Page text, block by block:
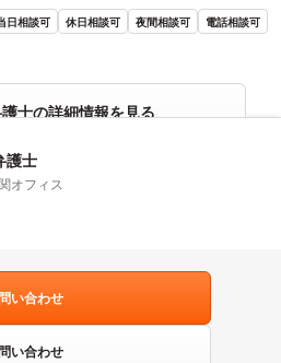
日相談可 休日相談可 夜間相談可 電話相談可
士の詳細情報を見る
護士
オフィス
い合わせ
い合わせ